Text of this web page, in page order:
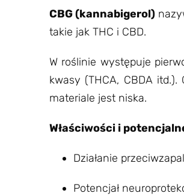
CBG (kannabigerol)
takie jak THC i CBD.
W roślinie występuje
kwasy (THCA, CBDA
materiale jest niska.
Właściwości i
Działanie
Potencjał